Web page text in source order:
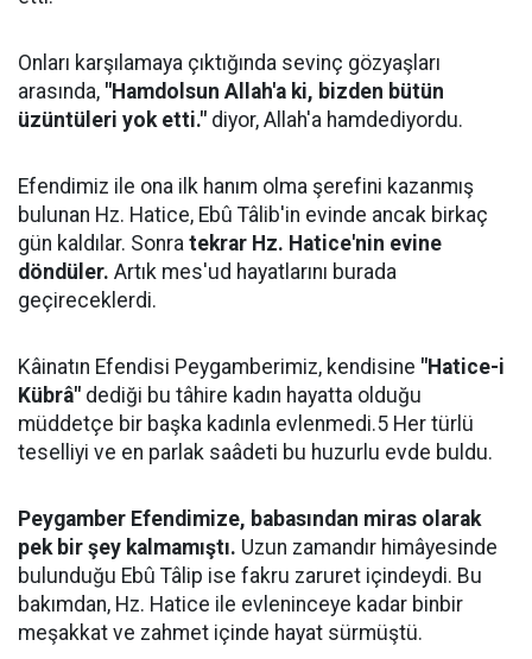
Onları karşılamaya çıktığında sevinç gözyaşları
arasında, "Hamdolsun Allah'a ki, bizden bütün
üzüntüleri yok etti." diyor, Allah'a hamdediyordu.
Efendimiz ile ona ilk hanım olma şerefini kazanmış
bulunan Hz. Hatice, Ebû Tâlib'in evinde ancak birkaç
gün kaldılar. Sonra tekrar Hz. Hatice'nin evine
döndüler. Artık mes'ud hayatlarını burada
geçireceklerdi.
Kâinatın Efendisi Peygamberimiz, kendisine "Hatice-i
Kübrâ" dediği bu tâhire kadın hayatta olduğu
müddetçe bir başka kadınla evlenmedi.5 Her türlü
teselliyi ve en parlak saâdeti bu huzurlu evde buldu.
Peygamber Efendimize, babasından miras olarak
pek bir şey kalmamıştı. Uzun zamandır himâyesinde
bulunduğu Ebû Tâlip ise fakru zaruret içindeydi. Bu
bakımdan, Hz. Hatice ile evleninceye kadar binbir
meşakkat ve zahmet içinde hayat sürmüştü.